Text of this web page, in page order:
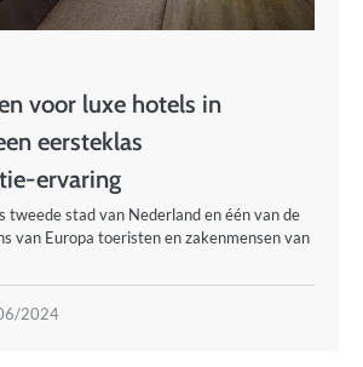
voor luxe hotels in
eersteklas
ervaring
tweede stad van Nederland en één van de
van Europa toeristen en zakenmensen van
2024